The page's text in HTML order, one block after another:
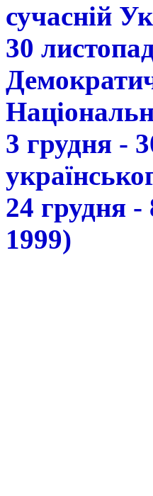
сучасній
30
3 грудня -
24 грудня
1999)